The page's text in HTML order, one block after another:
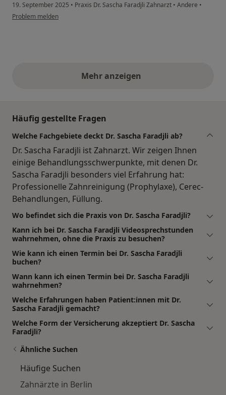
19. September 2025 • Praxis Dr. Sascha Faradjli Zahnarzt • Andere •
Problem melden
Mehr anzeigenobige Stellungnahmen
Häufig gestellte Fragen
Welche Fachgebiete deckt Dr. Sascha Faradjli ab?
Dr. Sascha Faradjli ist Zahnarzt. Wir zeigen Ihnen
einige Behandlungsschwerpunkte, mit denen Dr.
Sascha Faradjli besonders viel Erfahrung hat:
Professionelle Zahnreinigung (Prophylaxe), Cerec-
Behandlungen, Füllung.
Wo befindet sich die Praxis von Dr. Sascha Faradjli?
Kann ich bei Dr. Sascha Faradjli Videosprechstunden
wahrnehmen, ohne die Praxis zu besuchen?
Wie kann ich einen Termin bei Dr. Sascha Faradjli
buchen?
Wann kann ich einen Termin bei Dr. Sascha Faradjli
wahrnehmen?
Welche Erfahrungen haben Patient:innen mit Dr.
Sascha Faradjli gemacht?
Welche Form der Versicherung akzeptiert Dr. Sascha
Faradjli?
Ähnliche Suchen
Häufige Suchen
Zahnärzte in Berlin